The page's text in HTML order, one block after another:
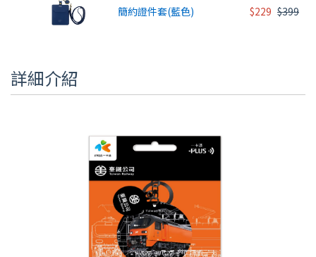
簡約證件套(藍色) $229 $399
詳細介紹